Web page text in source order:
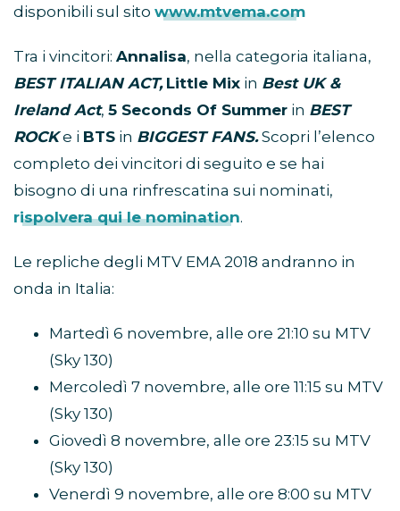
disponibili sul sito www.mtvema.com
Tra i vincitori: Annalisa, nella categoria italiana,
BEST ITALIAN ACT, Little Mix in Best UK &
Ireland Act, 5 Seconds Of Summer in BEST
ROCKe i BTS in BIGGEST FANS.Scopri l’elenco
completo dei vincitori di seguito e se hai
bisogno di una rinfrescatina sui nominati,
rispolvera qui le nomination.
Le repliche degli MTV EMA 2018 andranno in
onda in Italia:
Martedì 6 novembre, alle ore 21:10 su MTV
(Sky 130)
Mercoledì 7 novembre, alle ore 11:15 su MTV
(Sky 130)
Giovedì 8 novembre, alle ore 23:15 su MTV
(Sky 130)
Venerdì 9 novembre, alle ore 8:00 su MTV